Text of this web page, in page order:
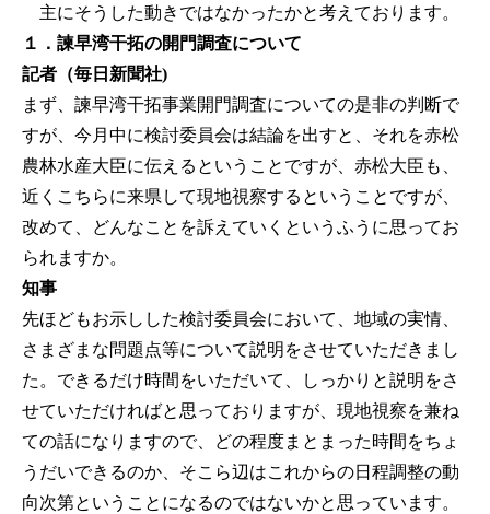
主にそうした動きではなかったかと考えております。
１．諫早湾干拓の開門調査について
記者（毎日新聞社)
まず、諫早湾干拓事業開門調査についての是非の判断で
すが、今月中に検討委員会は結論を出すと、それを赤松
農林水産大臣に伝えるということですが、赤松大臣も、
近くこちらに来県して現地視察するということですが、
改めて、どんなことを訴えていくというふうに思ってお
られますか。
知事
先ほどもお示しした検討委員会において、地域の実情、
さまざまな問題点等について説明をさせていただきまし
た。できるだけ時間をいただいて、しっかりと説明をさ
せていただければと思っておりますが、現地視察を兼ね
ての話になりますので、どの程度まとまった時間をちょ
うだいできるのか、そこら辺はこれからの日程調整の動
向次第ということになるのではないかと思っています。